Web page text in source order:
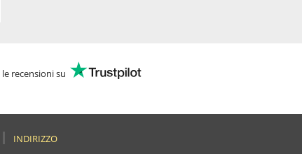
recensioni su
INDIRIZZO